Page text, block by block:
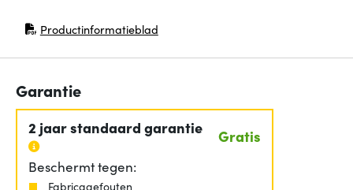
Productinformatieblad
(opent in nieuw venster)
Garantie
2 jaar standaard garantie Gratis
Beschermt tegen:
Fabricagefouten